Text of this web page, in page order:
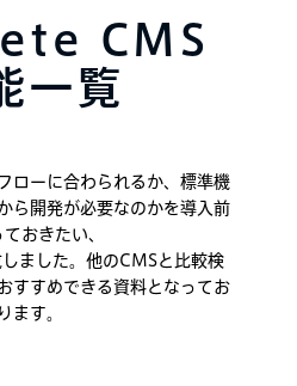
CMS
一覧
ローに合わられるか、標準機
ら開発が必要なのかを導入前
ておきたい、
ました。他のCMSと比較検
すすめできる資料となってお
ります。